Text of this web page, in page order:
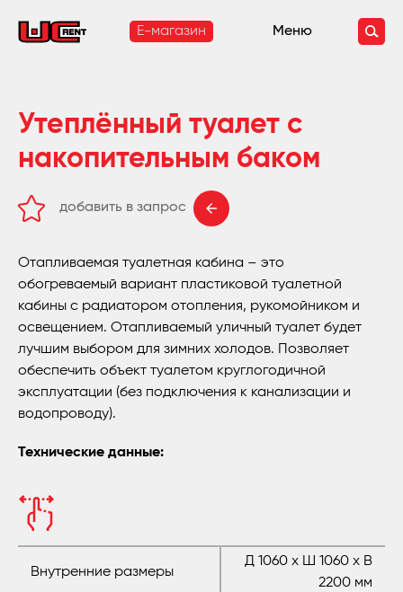
E-магазин Меню
Утеплённый туалет с
накопительным баком
добавить в запрос
Отапливаемая туалетная кабина – это
обогреваемый вариант пластиковой туалетной
кабины с радиатором отопления, рукомойником и
освещением. Отапливаемый уличный туалет будет
лучшим выбором для зимних холодов. Позволяет
обеспечить объект туалетом круглогодичной
эксплуатации (без подключения к канализации и
водопроводу).
Технические данные:
Внутренние размеры
Д 1060 x Ш 1060 x В
2200 мм